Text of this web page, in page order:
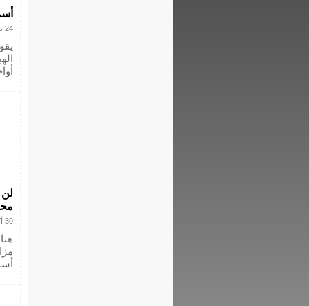
24 يوليو 2017
30 أكتوبر 2016